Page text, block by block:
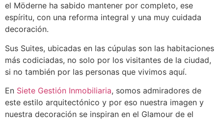
el Möderne ha sabido mantener por completo, ese
espíritu, con una reforma integral y una muy cuidada
decoración.
Sus Suites, ubicadas en las cúpulas son las habitaciones
más codiciadas, no solo por los visitantes de la ciudad,
si no también por las personas que vivimos aquí.
En Siete Gestión Inmobiliaria, somos admiradores de
este estilo arquitectónico y por eso nuestra imagen y
nuestra decoración se inspiran en el Glamour de el